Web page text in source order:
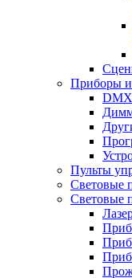
Приборы и
Пульты
Световые
Световые